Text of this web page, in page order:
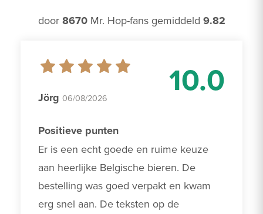
door 8670Mr. Hop-fans gemiddeld 9.82
10.0
Jörg 06/08/2026
Positieve punten
Er is een echt goede en ruime keuze
aan heerlijke Belgische bieren. De
bestelling was goed verpakt en kwam
erg snel aan. De teksten op de